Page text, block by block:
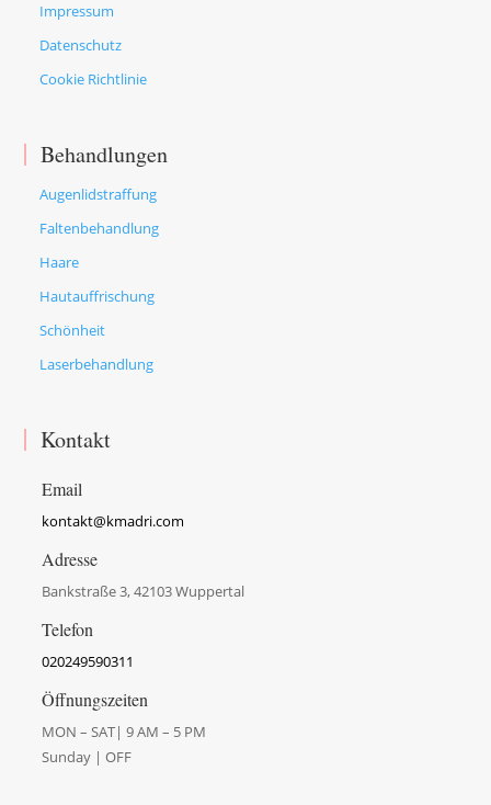
Impressum
Datenschutz
Cookie Richtlinie
Behandlungen
Augenlidstraffung
Faltenbehandlung
Haare
Hautauffrischung
Schönheit
Laserbehandlung
Kontakt
Email
kontakt@kmadri.com
Adresse
Bankstraße 3, 42103 Wuppertal
Telefon
020249590311
Öffnungszeiten
MON – SAT| 9 AM – 5 PM
Sunday | OFF